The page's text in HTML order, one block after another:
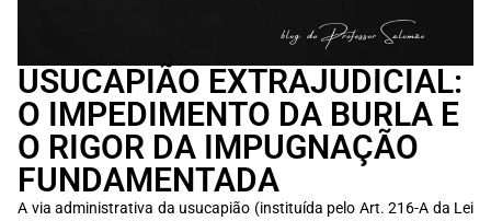
USUCAPIÃO EXTRAJUDICIAL:
O IMPEDIMENTO DA BURLA E
O RIGOR DA IMPUGNAÇÃO
FUNDAMENTADA
A via administrativa da usucapião (instituída pelo Art. 216-A da Lei